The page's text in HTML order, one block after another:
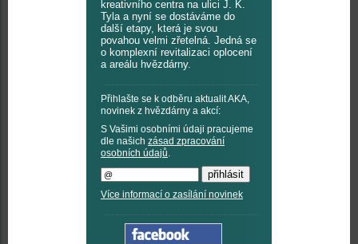
kreativního centra na ulici J. K.
Tyla a nyní se dostáváme do
další etapy, která je svou
povahou velmi zřetelná. Jedná se
o komplexní revitalizaci oplocení
a areálu hvězdárny.
Přihlašte se k odběru aktualit AKA,
novinek z hvězdárny a akcí:
S Vašimi osobními údaji pracujeme
dle našich zásad zpracování
osobních údajů.
Více informací o zasílání novinek